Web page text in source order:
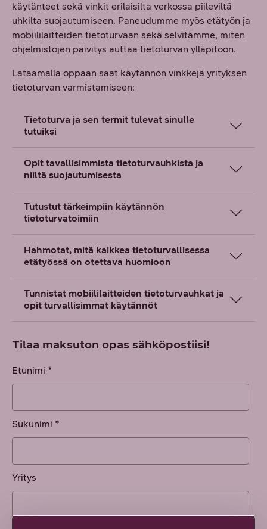
käytänteet sekä vinkit erilaisilta verkossa piileviltä
uhkilta suojautumiseen. Paneudumme myös etätyön ja
mobiililaitteiden tietoturvaan sekä selvitämme, miten
ohjelmistojen päivitys auttaa tietoturvan ylläpitoon.
Lataamalla oppaan saat käytännön vinkkejä yrityksen
tietoturvan varmistamiseen:
Tietoturva ja sen termit tulevat sinulle
tutuiksi
Opit tavallisimmista tietoturvauhkista ja
niiltä suojautumisesta
Tutustut tärkeimpiin käytännön
tietoturvatoimiin
Hahmotat, mitä kaikkea tietoturvallisessa
etätyössä on otettava huomioon
Tunnistat mobiililaitteiden tietoturvauhkat ja
opit turvallisimmat käytännöt
Tilaa maksuton opas sähköpostiisi!